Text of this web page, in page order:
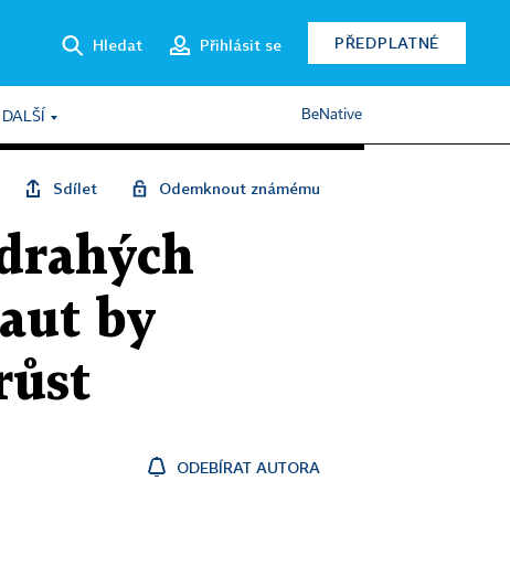
Hledat Přihlásit se PŘEDPLATNÉ
DALŠÍ BeNative
Sdílet Odemknout známému
by
ODEBÍRAT AUTORA